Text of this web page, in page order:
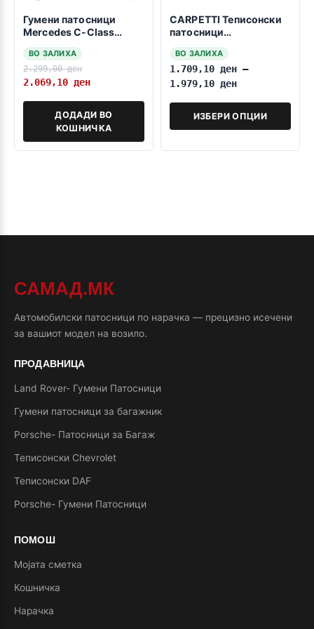
Гумени патосници
Mercedes C-Class
ВО ЗАЛИХА
2.299,00ден
2.069,10 ден
ДОДАДИ ВО
КОШНИЧКА
CARPETTI Теписонски
патосници
класа W202 03.1993-
05.2000
ВО ЗАЛИХА
1.709,10 ден –
1.979,10 ден
ИЗБЕРИ ОПЦИИ
САМАД.МК
Автомобилски патосници по нарачка — прецизно исечени
за вашиот модел на возило.
ПРОДАВНИЦА
Land Rover- Гумени Патосници
Гумени патосници за багажник
Porsche- Патосници за Багаж
Теписонски Chevrolet
Теписонски DAF
Porsche- Гумени Патосници
ПОМОШ
Мојата сметка
Кошничка
Нарачка